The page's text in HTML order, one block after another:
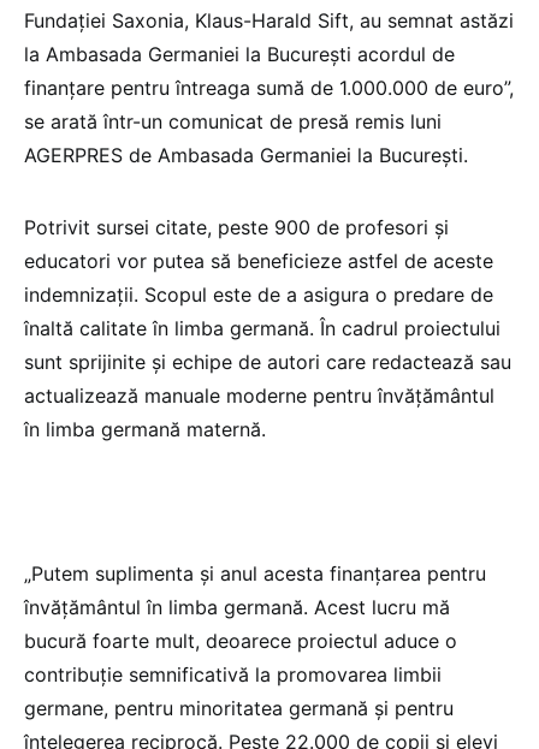
Fundaţiei Saxonia, Klaus-Harald Sift, au semnat astăzi
la Ambasada Germaniei la Bucureşti acordul de
finanţare pentru întreaga sumă de 1.000.000 de euro”,
se arată într-un comunicat de presă remis luni
AGERPRES de Ambasada Germaniei la Bucureşti.
Potrivit sursei citate, peste 900 de profesori şi
educatori vor putea să beneficieze astfel de aceste
indemnizaţii. Scopul este de a asigura o predare de
înaltă calitate în limba germană. În cadrul proiectului
sunt sprijinite şi echipe de autori care redactează sau
actualizează manuale moderne pentru învăţământul
în limba germană maternă.
„Putem suplimenta şi anul acesta finanţarea pentru
învăţământul în limba germană. Acest lucru mă
bucură foarte mult, deoarece proiectul aduce o
contribuţie semnificativă la promovarea limbii
germane, pentru minoritatea germană şi pentru
înţelegerea reciprocă. Peste 22.000 de copii şi elevi